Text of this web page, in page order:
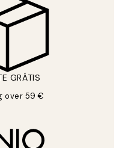
GRÁTIS
over 59 €